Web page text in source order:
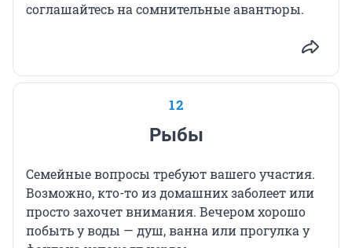
соглашайтесь на сомнительные авантюры.
12
Рыбы
Семейные вопросы требуют вашего участия.
Возможно, кто-то из домашних заболеет или
просто захочет внимания. Вечером хорошо
побыть у воды — душ, ванна или прогулка у